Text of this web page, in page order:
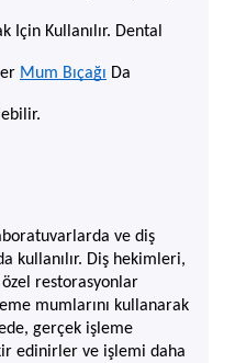
Kullanılır. Dental
Mum Bıçağı Da
ve diş
kullanılır. Diş hekimleri,
özel restorasyonlar
mumlarını kullanarak
gerçek işleme
edinirler ve işlemi daha